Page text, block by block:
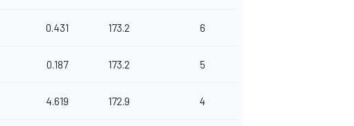
0.431 173.2 6
0.187 173.2 5
4.619 172.9 4